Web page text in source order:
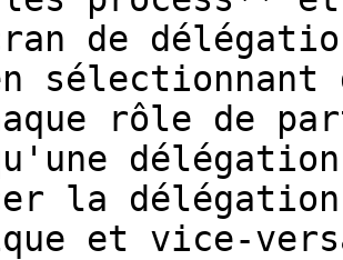
de
sélectionnant
rôle de
la
et vice-